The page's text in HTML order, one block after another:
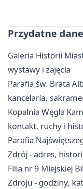
Przydatne
Galeria Historii
wystawy i zajęcia
Parafia św. Brata
kancelaria,
Kopalnia Węgla
kontakt, ruchy i
Parafia
Zdrój - adres,
Filia nr 9 Miejskiej
Zdroju - godziny,